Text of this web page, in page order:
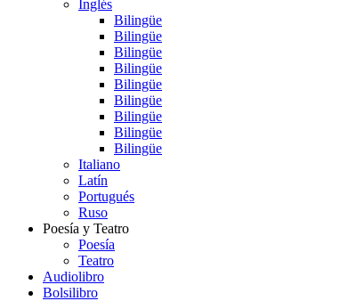
Inglés
Bilingüe
Bilingüe
Bilingüe
Bilingüe
Bilingüe
Bilingüe
Bilingüe
Bilingüe
Bilingüe
Italiano
Latín
Portugués
Ruso
Poesía y Teatro
Poesía
Teatro
Audiolibro
Bolsilibro